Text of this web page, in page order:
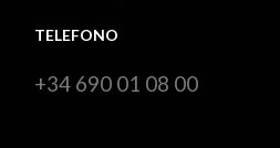
TELEFONO
+34 690 01 08 00